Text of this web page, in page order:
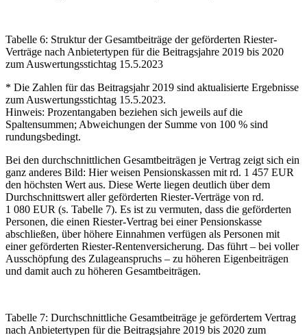
Tabelle 6: Struktur der Gesamtbeiträge der geförderten Riester-
Verträge nach Anbietertypen für die Beitragsjahre 2019 bis 2020
zum Auswertungsstichtag 15.5.2023
* Die Zahlen für das Beitragsjahr 2019 sind aktualisierte Ergebnisse
zum Auswertungsstichtag 15.5.2023.
Hinweis: Prozentangaben beziehen sich jeweils auf die
Spaltensummen; Abweichungen der Summe von 100 % sind
rundungsbedingt.
Bei den durchschnittlichen Gesamtbeiträgen je Vertrag zeigt sich ein
ganz anderes Bild: Hier weisen Pensionskassen mit rd. 1 457 EUR
den höchsten Wert aus. Diese Werte liegen deutlich über dem
Durchschnittswert aller geförderten Riester-Verträge von rd.
1 080 EUR (s. Tabelle 7). Es ist zu vermuten, dass die geförderten
Personen, die einen Riester-Vertrag bei einer Pensionskasse
abschließen, über höhere Einnahmen verfügen als Personen mit
einer geförderten Riester-Rentenversicherung. Das führt – bei voller
Ausschöpfung des Zulageanspruchs – zu höheren Eigenbeiträgen
und damit auch zu höheren Gesamtbeiträgen.
Tabelle 7: Durchschnittliche Gesamtbeiträge je gefördertem Vertrag
nach Anbietertypen für die Beitragsjahre 2019 bis 2020 zum